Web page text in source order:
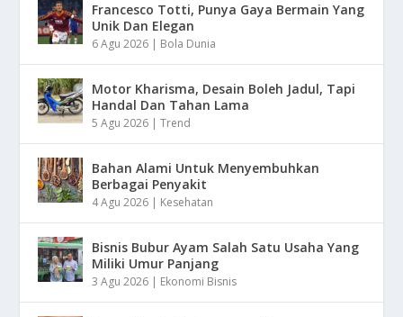
Francesco Totti, Punya Gaya Bermain Yang
Unik Dan Elegan
6 Agu 2026 | Bola Dunia
Motor Kharisma, Desain Boleh Jadul, Tapi
Handal Dan Tahan Lama
5 Agu 2026 |Trend
Bahan Alami Untuk Menyembuhkan
Berbagai Penyakit
4 Agu 2026 | Kesehatan
Bisnis Bubur Ayam Salah Satu Usaha Yang
Miliki Umur Panjang
3 Agu 2026 | Ekonomi Bisnis